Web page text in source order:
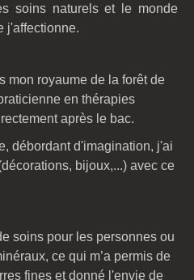
soins naturels et le monde
j'affectionne.
royaume de la forêt de
en thérapies
après le bac.
débordant d'imagination, j'ai
bijoux,...) avec ce
soins pour les personnes ou
ce qui m’a permis de
fines et donné l'envie de